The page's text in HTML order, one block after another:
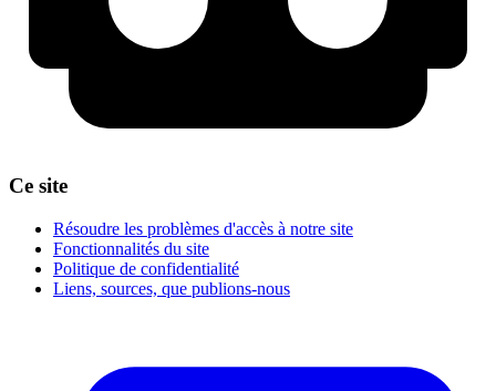
Ce site
Résoudre les problèmes d'accès à notre site
Fonctionnalités du site
Politique de confidentialité
Liens, sources, que publions-nous